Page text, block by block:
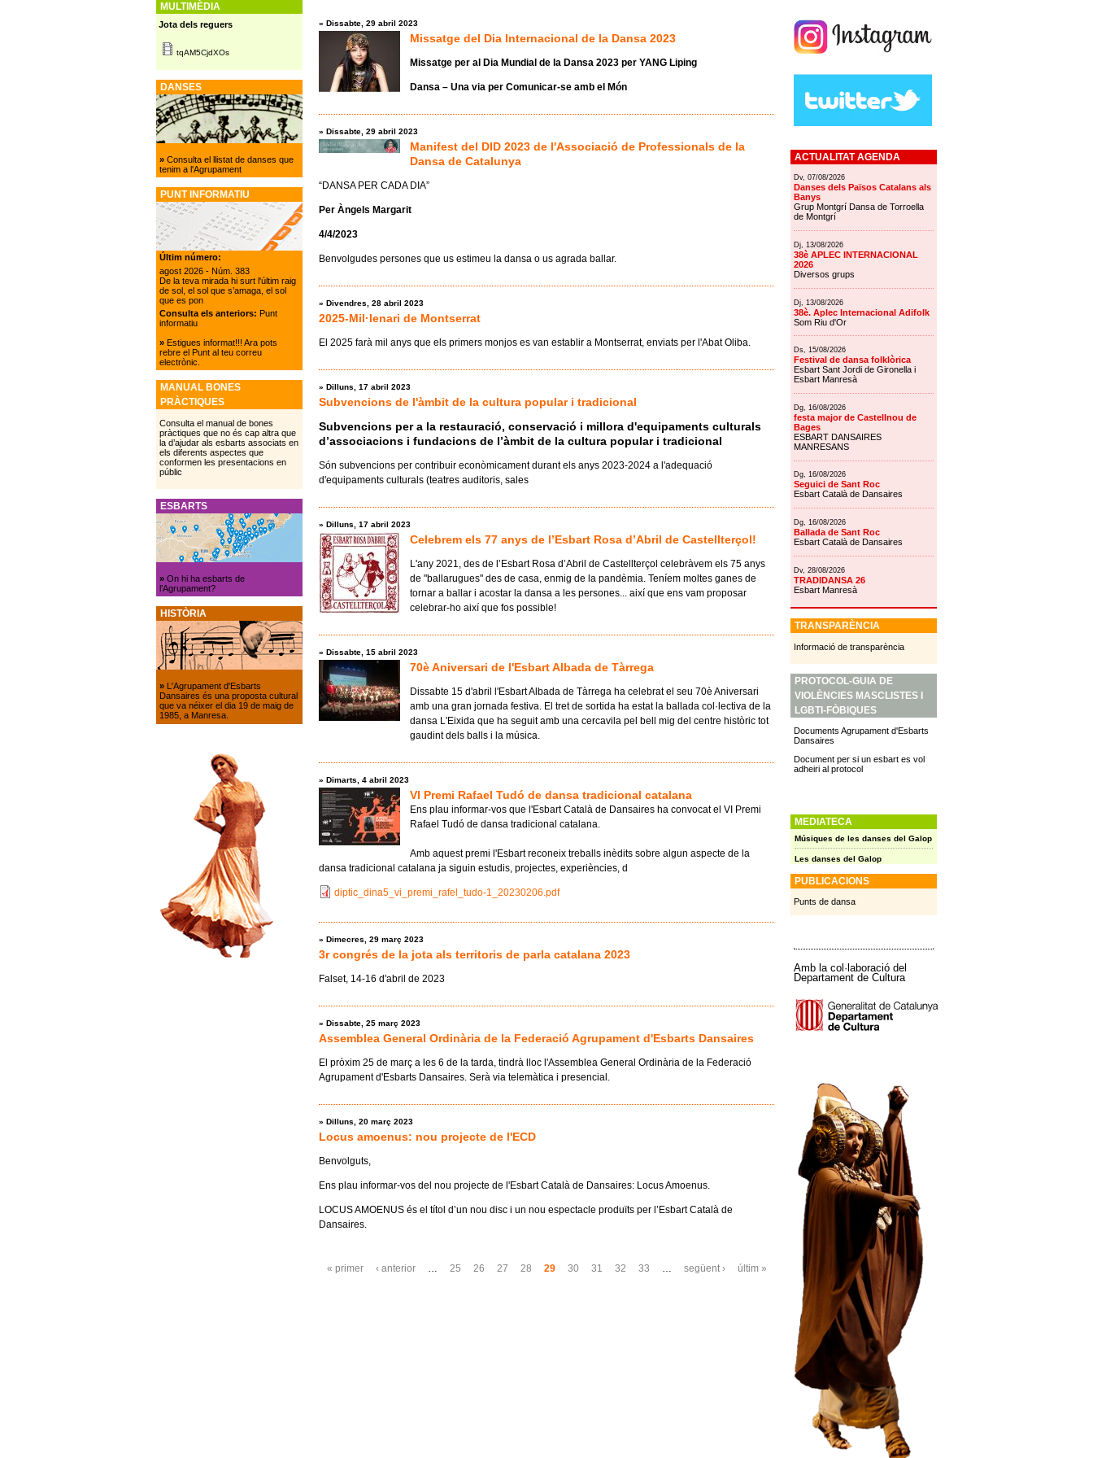
» Dissabte, 29 abril 2023
Missatge del Dia Internacional de la Dansa 2023
Missatge per al Dia Mundial de la Dansa 2023 per YANG Liping
Dansa – Una via per Comunicar-se amb el Món
» Dissabte, 29 abril 2023
Manifest del DID 2023 de l'Associació de Professionals de la
Dansa de Catalunya
“DANSA PER CADA DIA”
Per Àngels Margarit
4/4/2023
Benvolgudes persones que us estimeu la dansa o us agrada ballar.
» Divendres, 28 abril 2023
2025-Mil·lenari de Montserrat
El 2025 farà mil anys que els primers monjos es van establir a Montserrat, enviats per l'Abat Oliba.
» Dilluns, 17 abril 2023
Subvencions de l'àmbit de la cultura popular i tradicional
Subvencions per a la restauració, conservació i millora d'equipaments culturals
d’associacions i fundacions de l’àmbit de la cultura popular i tradicional
Són subvencions per contribuir econòmicament durant els anys 2023-2024 a l'adequació
d'equipaments culturals (teatres auditoris, sales
» Dilluns, 17 abril 2023
Celebrem els 77 anys de l’Esbart Rosa d’Abril de Castellterçol!
L'any 2021, des de l’Esbart Rosa d’Abril de Castellterçol celebràvem els 75 anys
de "ballarugues" des de casa, enmig de la pandèmia. Teníem moltes ganes de
tornar a ballar i acostar la dansa a les persones... així que ens vam proposar
celebrar-ho així que fos possible!
» Dissabte, 15 abril 2023
70è Aniversari de l'Esbart Albada de Tàrrega
Dissabte 15 d'abril l'Esbart Albada de Tàrrega ha celebrat el seu 70è Aniversari
amb una gran jornada festiva. El tret de sortida ha estat la ballada col·lectiva de la
dansa L'Eixida que ha seguit amb una cercavila pel bell mig del centre històric tot
gaudint dels balls i la música.
» Dimarts, 4 abril 2023
VI Premi Rafael Tudó de dansa tradicional catalana
Ens plau informar-vos que l'Esbart Català de Dansaires ha convocat el VI Premi
Rafael Tudó de dansa tradicional catalana.
Amb aquest premi l'Esbart reconeix treballs inèdits sobre algun aspecte de la
dansa tradicional catalana ja siguin estudis, projectes, experiències, d
diptic_dina5_vi_premi_rafel_tudo-1_20230206.pdf
» Dimecres, 29 març 2023
3r congrés de la jota als territoris de parla catalana 2023
Falset, 14-16 d'abril de 2023
» Dissabte, 25 març 2023
Assemblea General Ordinària de la Federació Agrupament d'Esbarts Dansaires
El pròxim 25 de març a les 6 de la tarda, tindrà lloc l'Assemblea General Ordinària de la Federació
Agrupament d'Esbarts Dansaires. Serà via telemàtica i presencial.
» Dilluns, 20 març 2023
Locus amoenus: nou projecte de l'ECD
Benvolguts,
Ens plau informar-vos del nou projecte de l'Esbart Català de Dansaires: Locus Amoenus.
LOCUS AMOENUS és el títol d’un nou disc i un nou espectacle produïts per l’Esbart Català de
Dansaires.
Pàgines
« primer ‹ anterior 25 26 27 28 29 30 31 32 33 següent › últim »
MULTIMÈDIA
Jota dels reguers
tqAM5CjdXOs
DANSES
»Consulta el llistat de danses que
tenim a l'Agrupament
PUNT INFORMATIU
Últim número:
agost 2026 - Núm. 383
De la teva mirada hi surt l'últim raig
de sol, el sol que s’amaga, el sol
que es pon
Consulta els anteriors: Punt
informatiu
»Estigues informat!!! Ara pots
rebre el Punt al teu correu
electrònic.
MANUAL BONES
PRÀCTIQUES
Consulta el manual de bones
pràctiques que no és cap altra que
la d’ajudar als esbarts associats en
els diferents aspectes que
conformen les presentacions en
públic
ESBARTS
»On hi ha esbarts de
l’Agrupament?
HISTÒRIA
» L'Agrupament d'Esbarts
Dansaires és una proposta cultural
que va néixer el dia 19 de maig de
1985, a Manresa.
ACTUALITAT AGENDA
Dv, 07/08/2026
Danses dels Països Catalans als
Banys
Grup Montgrí Dansa de Torroella
de Montgrí
Dj, 13/08/2026
38è APLEC INTERNACIONAL
2026
Diversos grups
Dj, 13/08/2026
38è. Aplec Internacional Adifolk
Som Riu d'Or
Ds, 15/08/2026
Festival de dansa folklòrica
Esbart Sant Jordi de Gironella i
Esbart Manresà
Dg, 16/08/2026
festa major de Castellnou de
Bages
ESBART DANSAIRES
MANRESANS
Dg, 16/08/2026
Seguici de Sant Roc
Esbart Català de Dansaires
Dg, 16/08/2026
Ballada de Sant Roc
Esbart Català de Dansaires
Dv, 28/08/2026
TRADIDANSA 26
Esbart Manresà
TRANSPARÈNCIA
Informació de transparència
PROTOCOL-GUIA DE
VIOLÈNCIES MASCLISTES I
LGBTI-FÒBIQUES
Documents Agrupament d'Esbarts
Dansaires
Document per si un esbart es vol
adheiri al protocol
MEDIATECA
Músiques de les danses del Galop
Les danses del Galop
PUBLICACIONS
Punts de dansa
Amb la col·laboració del
Departament de Cultura